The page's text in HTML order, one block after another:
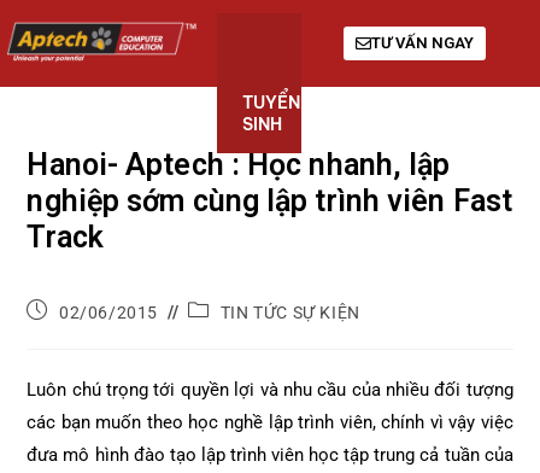
TUYỂN
SINH
TƯ VẤN NGAY
Hanoi- Aptech : Học nhanh, lập
nghiệp sớm cùng lập trình viên Fast
Track
02/06/2015 TIN TỨC SỰ KIỆN
Luôn chú trọng tới quyền lợi và nhu cầu của nhiều đối tượng
các bạn muốn theo học nghề lập trình viên, chính vì vậy việc
đưa mô hình đào tạo lập trình viên học tập trung cả tuần của